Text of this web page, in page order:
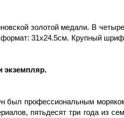
золотой медали. В
31x24.5см. Крупный
экземпляр.
был профессиональным
пятьдесят три года из